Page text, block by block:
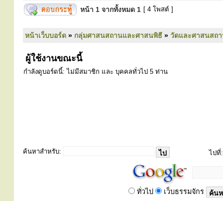
หน้า 1 จากทั้งหมด 1 [ 4 โพสต์ ]
หน้าเว็บบอร์ด » กลุ่มศาสนสถานและศาสนพิธี » วัดและศาสนสถ
ผู้ใช้งานขณะนี้
กำลังดูบอร์ดนี้: ไม่มีสมาชิก และ บุคคลทั่วไป 5 ท่าน
ค้นหาสำหรับ: ไปที่:
ทั่วไป เว็บธรรมจักร